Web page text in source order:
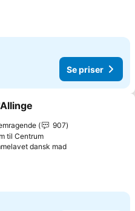
Se priser
til favoritter
907
til Centrum
dansk mad